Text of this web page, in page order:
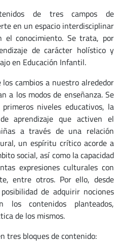
de tres campos de
en un espacio interdisciplinar
el conocimiento. Se trata, por
de carácter holístico y
en Educación Infantil.
cambios a nuestro alrededor
a los modos de enseñanza. Se
niveles educativos, la
aprendizaje que activen el
a través de una relación
un espíritu crítico acorde a
social, así como la capacidad
expresiones culturales con
entre otros. Por ello, desde
de adquirir nociones
los contenidos planteados,
de los mismos.
tres bloques de contenido: